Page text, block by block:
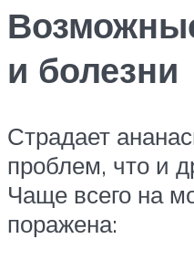
и болезни
Страдает
проблем, что и
Чаще всего на
поражена: